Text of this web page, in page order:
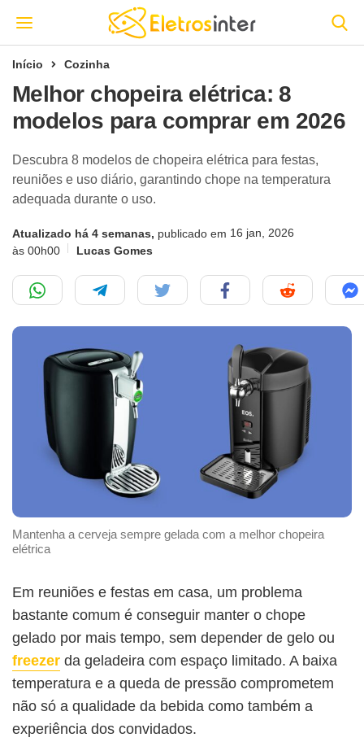
Início Cozinha
Melhor chopeira elétrica: 8
modelos para comprar em 2026
Descubra 8 modelos de chopeira elétrica para festas,
reuniões e uso diário, garantindo chope na temperatura
adequada durante o uso.
Atualizado há 4 semanas, publicado em 16 jan, 2026
às 00h00
Lucas Gomes
Mantenha a cerveja sempre gelada com a melhor chopeira
elétrica
Em reuniões e festas em casa, um problema
bastante comum é conseguir manter o chope
gelado por mais tempo, sem depender de gelo ou
freezer da geladeira com espaço limitado. A baixa
temperatura e a queda de pressão comprometem
não só a qualidade da bebida como também a
experiência dos convidados.